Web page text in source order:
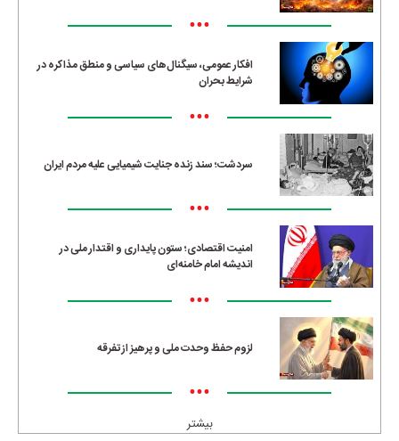
•••
افکار عمومی، سیگنال‌های سیاسی و منطق مذاکره در
شرایط بحران
•••
سردشت؛ سند زنده جنایت شیمیایی علیه مردم ایران
•••
امنیت اقتصادی؛ ستون پایداری و اقتدار ملی در
اندیشه امام خامنه‌ای
•••
لزوم حفظ وحدت ملی و پرهیز از تفرقه
•••
بیشتر